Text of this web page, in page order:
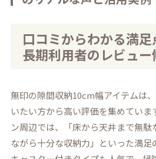
口コミからわかる満
長期利用者のレビュー
無印の隙間収納10cm幅アイテムは
いたい方から高い評価を集めていま
ン周辺では、「床から天井まで無
ながら十分な収納力」といった満足